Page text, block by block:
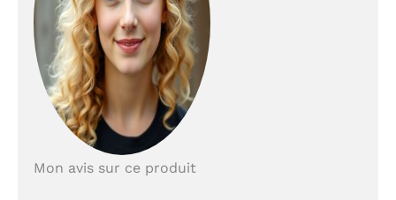
Lit bas inspiré de la
méthode Montessori,
conçu pour favoriser
l’autonomie et la liberté
de mouvement dès le
plus jeune âge.
et rapide à l´aide de la
Mon avis sur ce produit